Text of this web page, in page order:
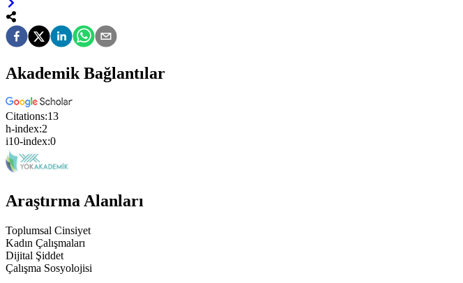
Akademik Bağlantılar
Citations:13
h-index:2
i10-index:0
Araştırma Alanları
Toplumsal Cinsiyet
Kadın Çalışmaları
Dijital Şiddet
Çalışma Sosyolojisi